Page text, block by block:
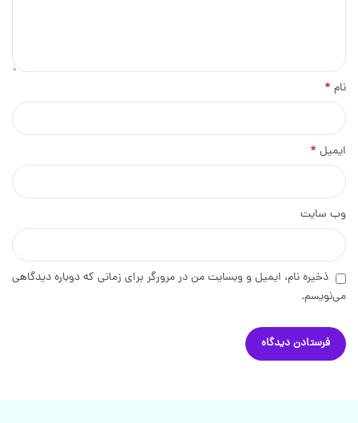
نام *
ایمیل *
وب‌ سایت
ذخیره نام، ایمیل و وبسایت من در مرورگر برای زمانی که دوباره دیدگاهی
می‌نویسم.